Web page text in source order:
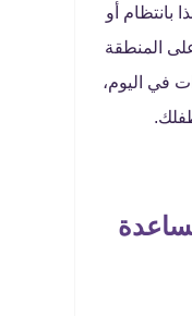
بانتظام أو
المنطقة
نظيف 2 أو 3 مرات في اليوم،